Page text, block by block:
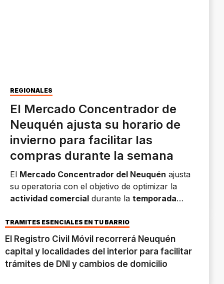
REGIONALES
El Mercado Concentrador de
Neuquén ajusta su horario de
invierno para facilitar las
compras durante la semana
El Mercado Concentrador del Neuquén ajusta
su operatoria con el objetivo de optimizar la
actividad comercial durante la temporada
lunes de 6 a 11 y de martes a viernes de 13:30 a
17:30.
TRÁMITES ESENCIALES EN TU BARRIO
El Registro Civil Móvil recorrerá Neuquén
capital y localidades del interior para facilitar
trámites de DNI y cambios de domicilio